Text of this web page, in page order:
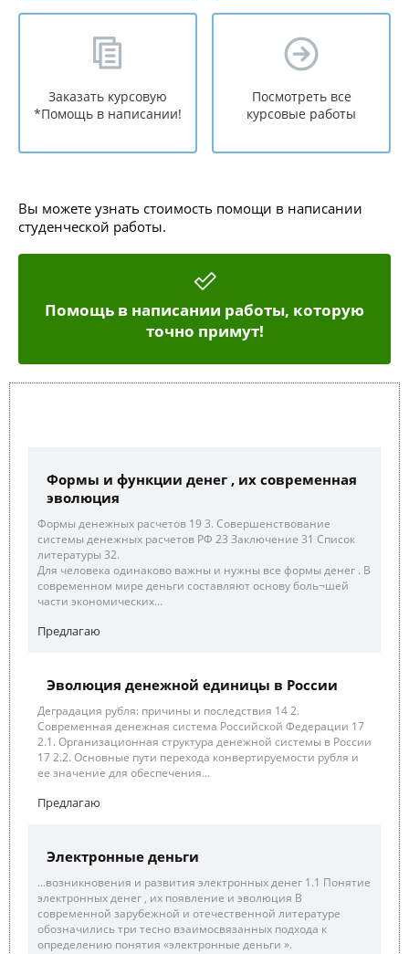
Заказать курсовую
*Помощь в написании!
Посмотреть все
курсовые работы
Вы можете узнать стоимость помощи в написании
студенческой работы.
Помощь в написании работы, которую
точно примут!
Формы и функции денег , их современная
эволюция
Формы денежных расчетов 19 3. Совершенствование
системы денежных расчетов РФ 23 Заключение 31 Список
литературы 32.
Для человека одинаково важны и нужны все формы денег . В
современном мире деньги составляют основу боль¬шей
части экономических...
Предлагаю
Эволюция денежной единицы в России
Деградация рубля: причины и последствия 14 2.
Современная денежная система Российской Федерации 17
2.1. Организационная структура денежной системы в России
17 2.2. Основные пути перехода конвертируемости рубля и
ее значение для обеспечения...
Предлагаю
Электронные деньги
...возникновения и развития электронных денег 1.1 Понятие
электронных денег , их появление и эволюция В
современной зарубежной и отечественной литературе
обозначились три тесно взаимосвязанных подхода к
определению понятия «электронные деньги ».